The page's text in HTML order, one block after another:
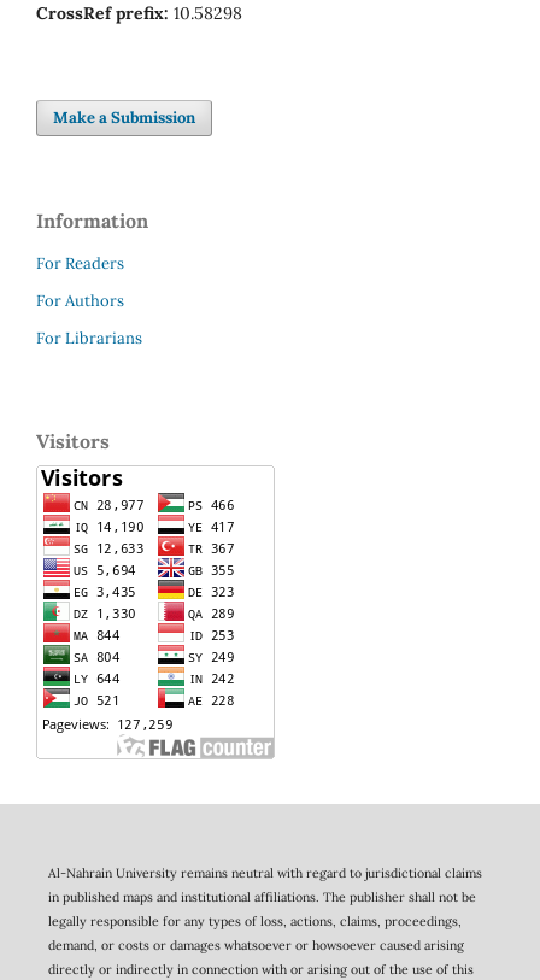
CrossRef prefix: 10.58298
Make a Submission
Information
For Readers
For Authors
For Librarians
Visitors
Al-Nahrain University remains neutral with regard to jurisdictional claims
in published maps and institutional affiliations. The publisher shall not be
legally responsible for any types of loss, actions, claims, proceedings,
demand, or costs or damages whatsoever or howsoever caused arising
directly or indirectly in connection with or arising out of the use of this